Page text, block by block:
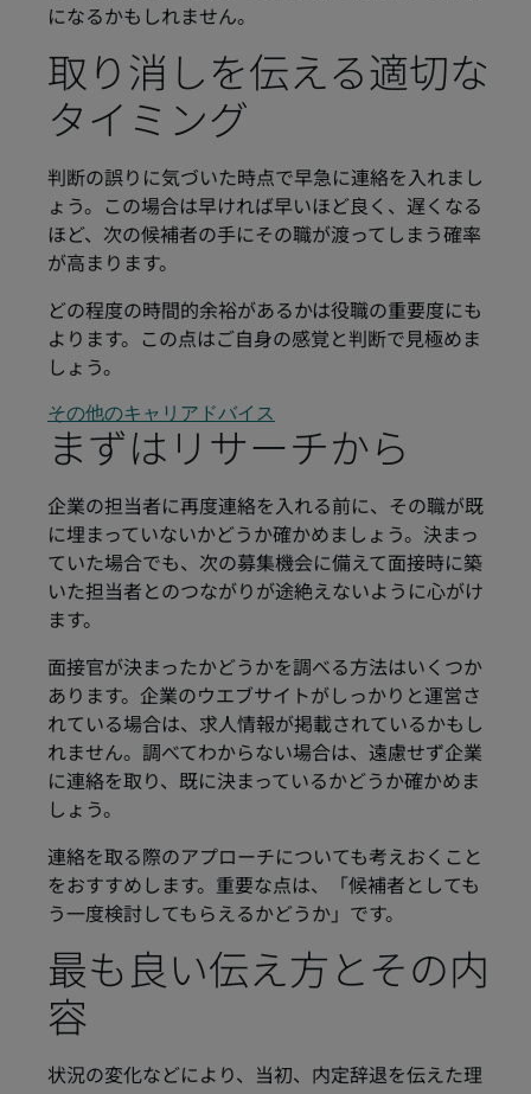
になるかもしれません。
取り消しを伝える適切な
タイミング
判断の誤りに気づいた時点で早急に連絡を入れまし
ょう。この場合は早ければ早いほど良く、遅くなる
ほど、次の候補者の手にその職が渡ってしまう確率
が高まります。
どの程度の時間的余裕があるかは役職の重要度にも
よります。この点はご自身の感覚と判断で見極めま
しょう。
その他のキャリアドバイス
まずはリサーチから
企業の担当者に再度連絡を入れる前に、その職が既
に埋まっていないかどうか確かめましょう。決まっ
ていた場合でも、次の募集機会に備えて面接時に築
いた担当者とのつながりが途絶えないように心がけ
ます。
面接官が決まったかどうかを調べる方法はいくつか
あります。企業のウエブサイトがしっかりと運営さ
れている場合は、求人情報が掲載されているかもし
れません。調べてわからない場合は、遠慮せず企業
に連絡を取り、既に決まっているかどうか確かめま
しょう。
連絡を取る際のアプローチについても考えおくこと
をおすすめします。重要な点は、「候補者としても
う一度検討してもらえるかどうか」です。
最も良い伝え方とその内
容
状況の変化などにより、当初、内定辞退を伝えた理